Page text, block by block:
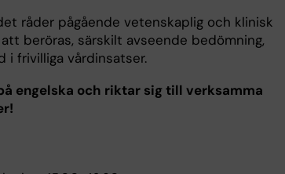
råder pågående vetenskaplig och klinisk
beröras, särskilt avseende bedömning,
i frivilliga vårdinsatser.
engelska och riktar sig till verksamma